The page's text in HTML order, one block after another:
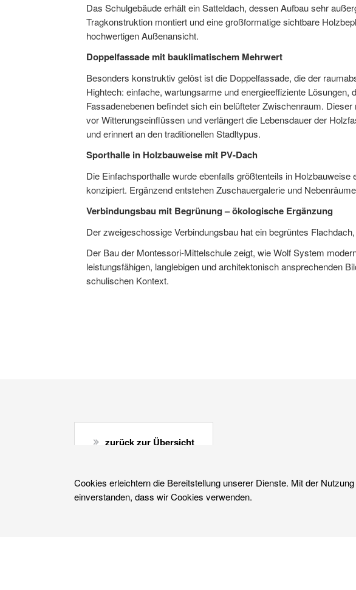
Das Schulgebäude erhält ein Satteldach, dessen Aufbau sehr
Tragkonstruktion montiert und eine großformatige sichtbare
hochwertigen Außenansicht.
Doppelfassade mit bauklimatischem Mehrwert
Besonders konstruktiv gelöst ist die Doppelfassade, die der
Hightech: einfache, wartungsarme und energieeffiziente
Fassadenebenen befindet sich ein belüfteter Zwischenraum.
vor Witterungseinflüssen und verlängert die Lebensdauer der
und erinnert an den traditionellen Stadltypus.
Sporthalle in Holzbauweise mit PV-Dach
Die Einfachsporthalle wurde ebenfalls größtenteils in
konzipiert. Ergänzend entstehen Zuschauer­galerie und
Verbindungsbau mit Begrünung – ökologische Ergänzung
Der zweigeschossige Verbindungsbau hat ein begrüntes
Der Bau der Montessori-Mittelschule zeigt, wie Wolf System
leistungsfähigen, langlebigen und architektonisch ansprechenden
schulischen Kontext.
zurück zur Übersicht
Cookies erleichtern die Bereitstellung unserer Dienste. Mit der
einverstanden, dass wir Cookies verwenden.